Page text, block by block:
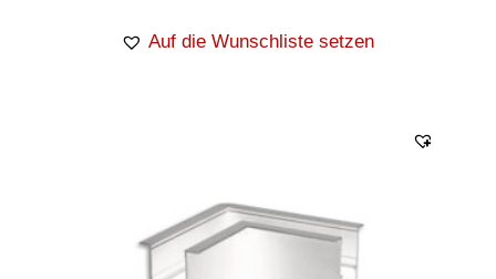
Auf die Wunschliste setzen